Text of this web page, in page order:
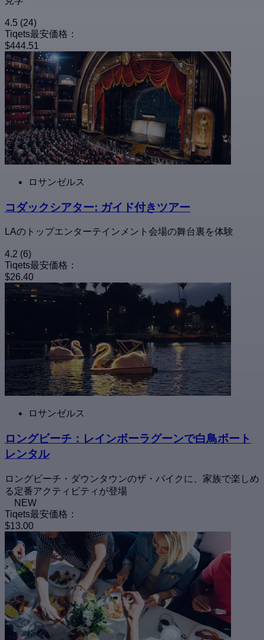
4.5 (24)
Tiqets最安価格：
$444.51
ロサンゼルス
コダックシアター: ガイド付きツアー
LAのトップエンターテインメント会場の舞台裏を体験
4.2 (6)
Tiqets最安価格：
$26.40
ロサンゼルス
ロングビーチ：レインボーラグーンで白鳥ボート
レンタル
ロングビーチ・ダウンタウンのザ・パイクに、家族で楽しめ
る定番アクティビティが登場
NEW
Tiqets最安価格：
$13.00